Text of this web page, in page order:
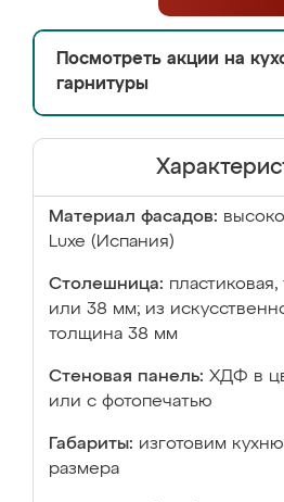
Посмотреть акции на
гарнитуры
Материал фасадов:
Luxe (Испания)
Столешница:
или 38 мм; из
толщина 38 мм
Стеновая панель: ХДФ в
или с фотопечатью
Габариты: изготовим
размера